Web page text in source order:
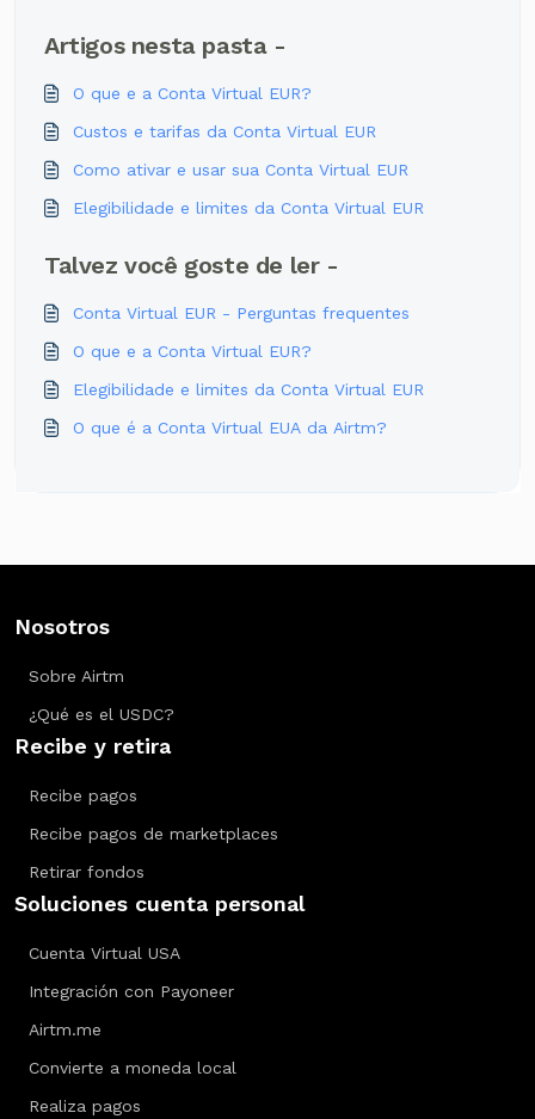
Artigos nesta pasta -
O que e a Conta Virtual EUR?
Custos e tarifas da Conta Virtual EUR
Como ativar e usar sua Conta Virtual EUR
Elegibilidade e limites da Conta Virtual EUR
Talvez você goste de ler -
Conta Virtual EUR - Perguntas frequentes
O que e a Conta Virtual EUR?
Elegibilidade e limites da Conta Virtual EUR
O que é a Conta Virtual EUA da Airtm?
Nosotros
Sobre Airtm
¿Qué es el USDC?
Recibe y retira
Recibe pagos
Recibe pagos de marketplaces
Retirar fondos
Soluciones cuenta personal
Cuenta Virtual USA
Integración con Payoneer
Airtm.me
Convierte a moneda local
Realiza pagos